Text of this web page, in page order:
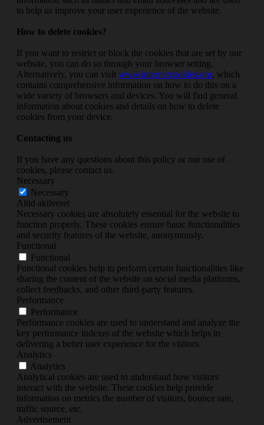
to help us improve your user experience of the website.
How to delete cookies?
If you want to restrict or block the cookies that are set by our
website, you can do so through your browser setting.
Alternatively, you can visit www.internetcookies.org, which
contains comprehensive information on how to do this on a
wide variety of browsers and devices. You will find general
information about cookies and details on how to delete
cookies from your device.
Contacting us
If you have any questions about this policy or our use of
cookies, please contact us.
Necessary
Necessary
Altid aktiveret
Necessary cookies are absolutely essential for the website to
function properly. These cookies ensure basic functionalities
and security features of the website, anonymously.
Functional
Functional
Functional cookies help to perform certain functionalities like
sharing the content of the website on social media platforms,
collect feedbacks, and other third-party features.
Performance
Performance
Performance cookies are used to understand and analyze the
key performance indexes of the website which helps in
delivering a better user experience for the visitors.
Analytics
Analytics
Analytical cookies are used to understand how visitors
interact with the website. These cookies help provide
information on metrics the number of visitors, bounce rate,
traffic source, etc.
Advertisement